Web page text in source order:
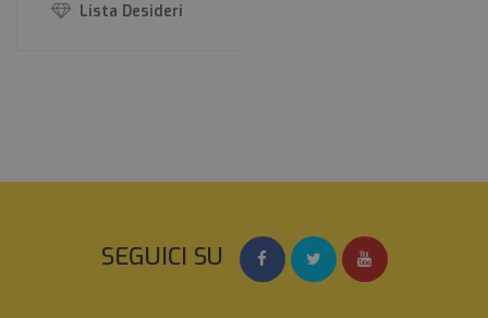
Lista Desideri
SEGUICI SU